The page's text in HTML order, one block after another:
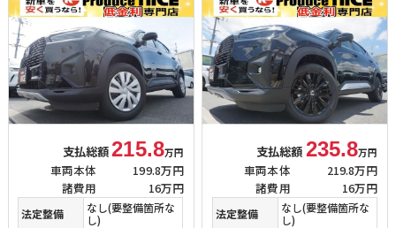
支払総額215.8万円
車両本体
199.8万円
諸費用
16万円
法定整備
なし(要整備箇所な
し)
支払総額 235.8万円
車両本体
219.8万円
諸費用
16万円
法定整備
なし(要整備箇所な
し)